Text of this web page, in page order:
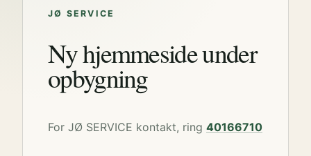
JØ SERVICE
Ny hjemmeside under
opbygning
For JØ SERVICE kontakt, ring 40166710